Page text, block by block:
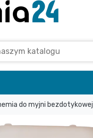
do myjni bezdotykowej